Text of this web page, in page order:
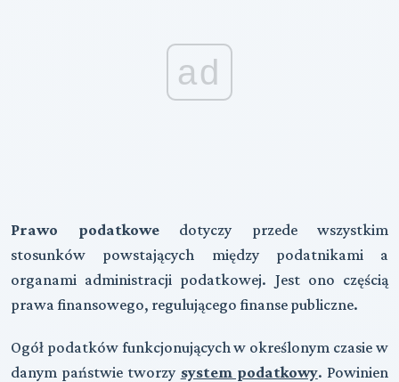
ad
Prawo podatkowe dotyczy przede wszystkim
stosunków powstających między podatnikami a
organami administracji podatkowej. Jest ono częścią
prawa finansowego, regulującego finanse publiczne.
Ogół podatków funkcjonujących w określonym czasie w
danym państwie tworzy system podatkowy. Powinien